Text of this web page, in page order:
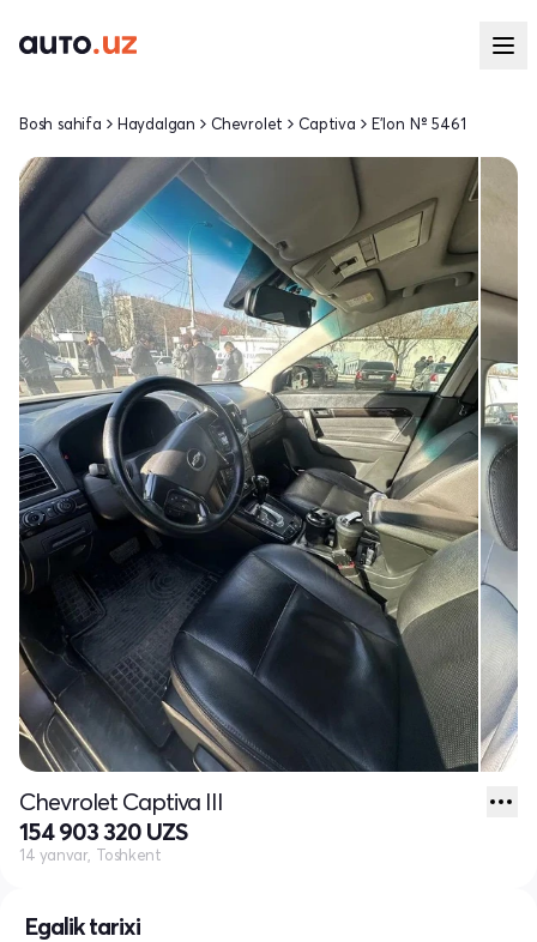
Egalik tarixi
Bosh sahifa Haydalgan Chevrolet Captiva E'lon № 5461
Chevrolet Captiva III
154 903 320 UZS
14 yanvar, Toshkent